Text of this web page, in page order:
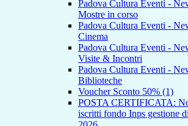
Padova Cultura Eventi -
Mostre in corso
Padova Cultura Eventi -
Cinema
Padova Cultura Eventi -
Visite & Incontri
Padova Cultura Eventi -
Biblioteche
Voucher Sconto 50% (1)
POSTA CERTIFICATA:
iscritti fondo Inps gestione